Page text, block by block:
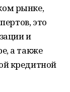
рынке,
это
и
а также
кредитной